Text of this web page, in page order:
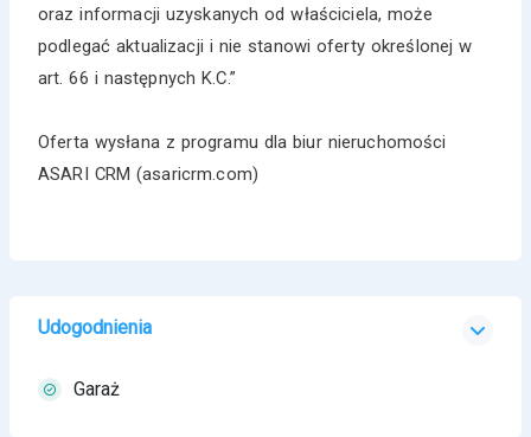
oraz informacji uzyskanych od właściciela, może
podlegać aktualizacji i nie stanowi oferty określonej w
art. 66 i następnych K.C.”
Oferta wysłana z programu dla biur nieruchomości
ASARI CRM (asaricrm.com)
Udogodnienia
Garaż